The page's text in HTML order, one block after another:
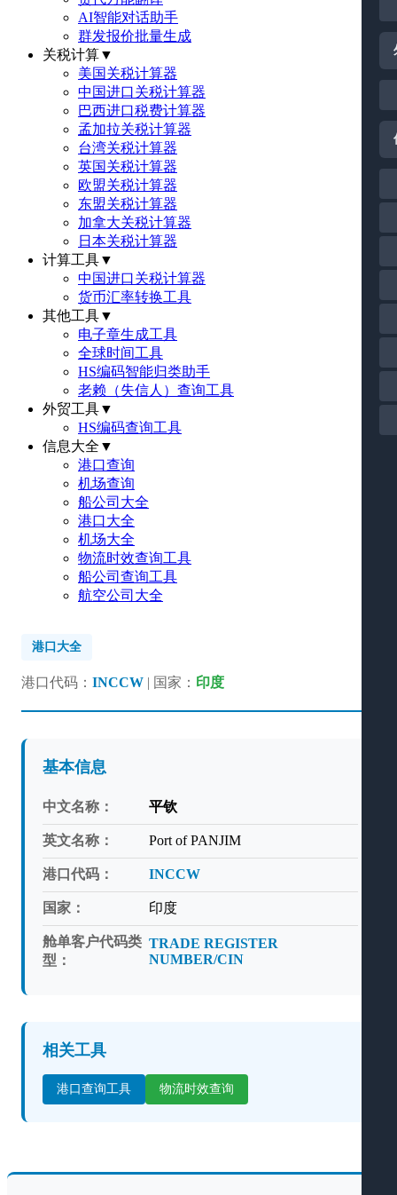
AI智能对话助手
群发报价批量生成
关税计算▼
美国关税计算器
中国进口关税计算器
巴西进口税费计算器
孟加拉关税计算器
台湾关税计算器
英国关税计算器
欧盟关税计算器
东盟关税计算器
加拿大关税计算器
日本关税计算器
计算工具▼
中国进口关税计算器
货币汇率转换工具
其他工具▼
电子章生成工具
全球时间工具
HS编码智能归类助手
老赖（失信人）查询工具
外贸工具▼
HS编码查询工具
信息大全 ▼
港口查询
机场查询
船公司大全
港口大全
机场大全
物流时效查询工具
船公司查询工具
航空公司大全
港口大全
港口代码： INCCW | 国家： 印度
基本信息
中文名称： 平钦
英文名称： Port of PANJIM
港口代码： INCCW
国家： 印度
舱单客户代码类
型：
TRADE REGISTER
NUMBER/CIN
相关工具
港口查询工具 物流时效查询